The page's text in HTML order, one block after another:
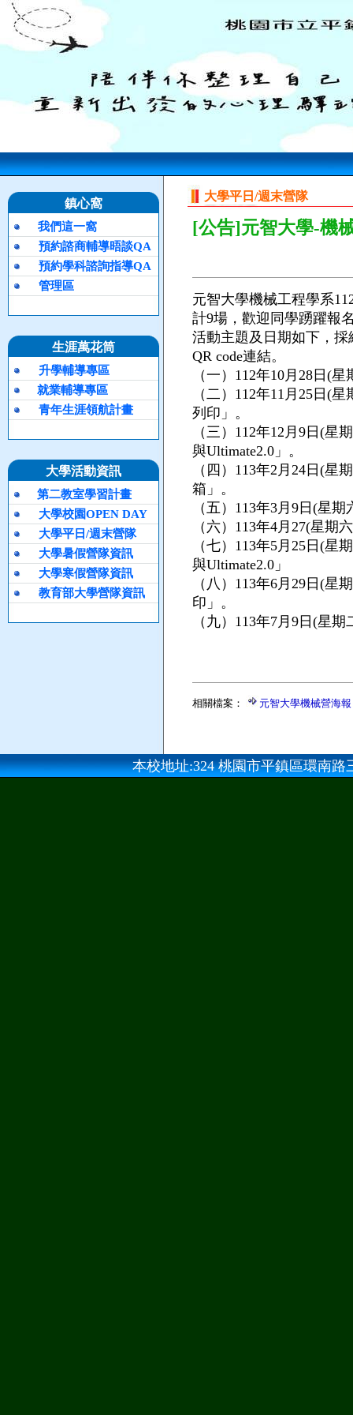
鎮心窩
我們這一窩
預約諮商輔導晤談QA
預約學科諮詢指導QA
管理區
生涯萬花筒
升學輔導專區
就業輔導專區
青年生涯領航計畫
大學活動資訊
第二教室學習計畫
大學校園OPEN DAY
大學平日/週末營隊
大學暑假營隊資訊
大學寒假營隊資訊
教育部大學營隊資訊
大學平日/週末營隊
[公告]元智大學-機
元智大學機械工程學系
計9場，歡迎同學踴躍報
活動主題及日期如下，
QR code連結。
（一）112年10月28日(
（二）112年11月25日(
列印」。
（三）112年12月9日(星
與Ultimate2.0」。
（四）113年2月24日(星
箱」。
（五）113年3月9日(星
（六）113年4月27(星期
（七）113年5月25日(星
與Ultimate2.0」
（八）113年6月29日(星
印」。
（九）113年7月9日(星
相關檔案： 元智大學機械營海報
本校地址:324 桃園市平鎮區環南路